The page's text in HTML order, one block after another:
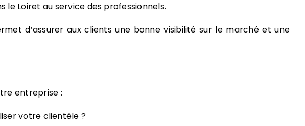
le Loiret au service des professionnels.
d’assurer aux clients une bonne visibilité sur le marché et une
entreprise :
votre clientèle ?